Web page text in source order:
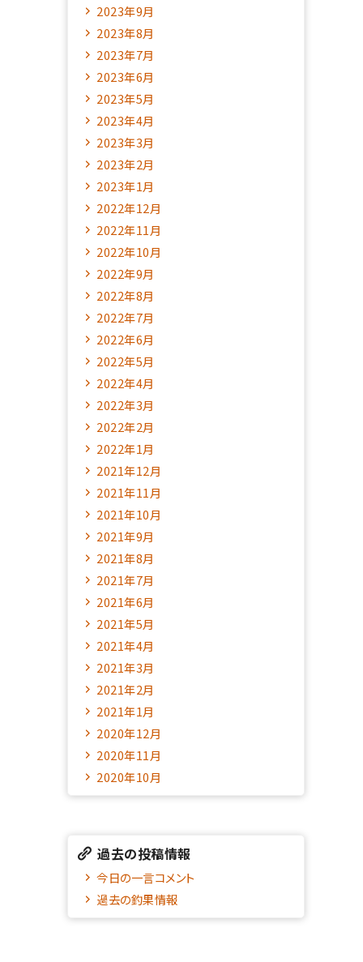
2023年9月
2023年8月
2023年7月
2023年6月
2023年5月
2023年4月
2023年3月
2023年2月
2023年1月
2022年12月
2022年11月
2022年10月
2022年9月
2022年8月
2022年7月
2022年6月
2022年5月
2022年4月
2022年3月
2022年2月
2022年1月
2021年12月
2021年11月
2021年10月
2021年9月
2021年8月
2021年7月
2021年6月
2021年5月
2021年4月
2021年3月
2021年2月
2021年1月
2020年12月
2020年11月
2020年10月
過去の投稿情報
今日の一言コメント
過去の釣果情報